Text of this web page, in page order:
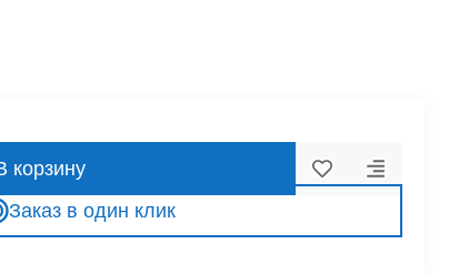
корзину
Заказ в один клик